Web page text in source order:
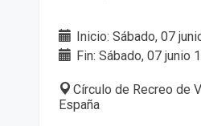
Inicio: Sábado, 07
Fin: Sábado, 07 junio
Círculo de Recreo de
España